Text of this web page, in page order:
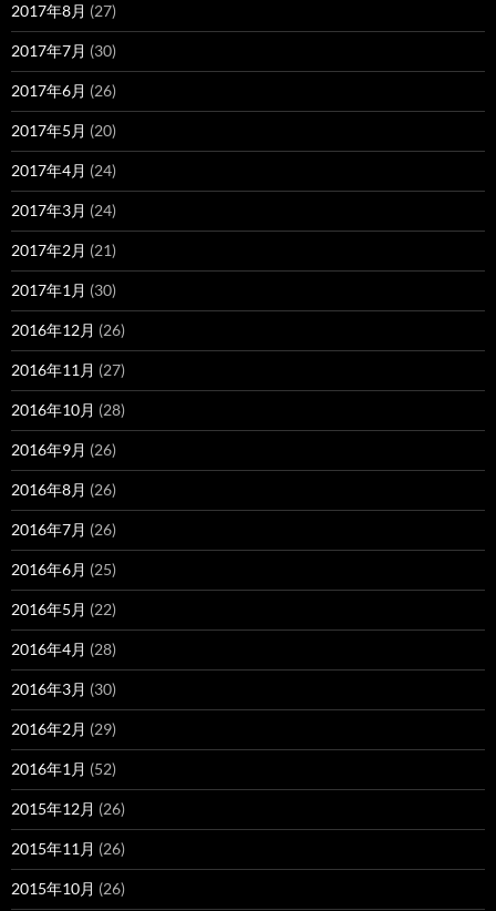
2017年8月 (27)
2017年7月 (30)
2017年6月 (26)
2017年5月 (20)
2017年4月 (24)
2017年3月 (24)
2017年2月 (21)
2017年1月 (30)
2016年12月 (26)
2016年11月 (27)
2016年10月 (28)
2016年9月 (26)
2016年8月 (26)
2016年7月 (26)
2016年6月 (25)
2016年5月 (22)
2016年4月 (28)
2016年3月 (30)
2016年2月 (29)
2016年1月 (52)
2015年12月 (26)
2015年11月 (26)
2015年10月 (26)